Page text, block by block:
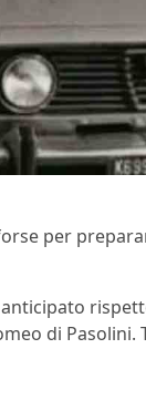
per
anticipato
di